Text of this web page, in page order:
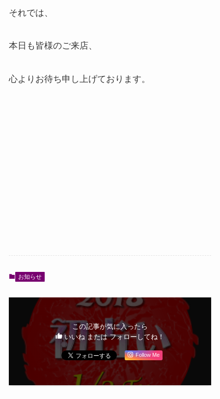
それでは、
本日も皆様のご来店、
心よりお待ち申し上げております。
お知らせ
この記事が気に入ったら
いいね または フォローしてね！
Follow Me